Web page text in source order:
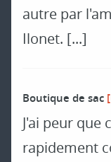
autre par
Ilonet. [...]
Boutique de sac
J'ai peur que
rapidement